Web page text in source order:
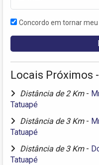
Concordo em tornar
Locais Próximos
Distância de 2 Km -
Tatuapé
Distância de 3 Km -
Tatuapé
Distância de 3 Km -
Tatuapé